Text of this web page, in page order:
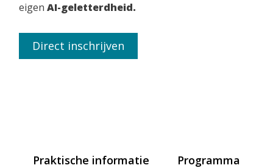
eigen AI-geletterdheid.
Direct inschrijven
Praktische informatie
Programma